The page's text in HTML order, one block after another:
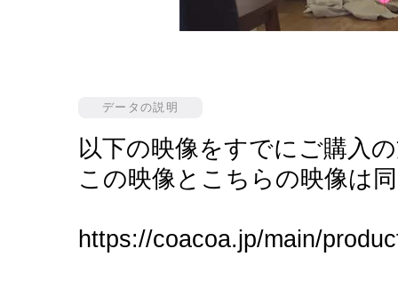
データの説明
以下の映像をすでにご購入
この映像とこちらの映像は
https://coacoa.jp/main/